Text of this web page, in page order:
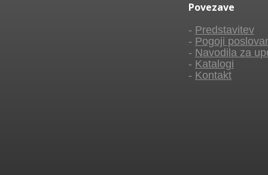
Povezave
- Predstavitev
- Pogoji
- Navodila za
- Katalogi
- Kontakt